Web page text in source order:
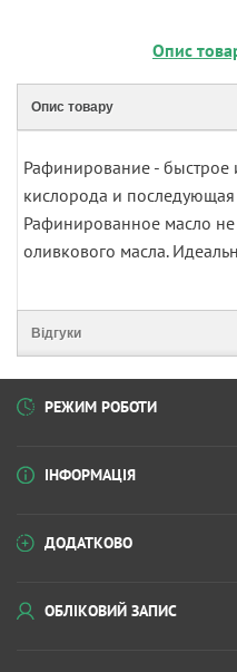
Опис
Опис товару
Рафинирование - быстрое
кислорода и
Рафинированное масло
оливкового масла.
Відгуки
РЕЖИМ РОБОТИ
ІНФОРМАЦІЯ
ДОДАТКОВО
ОБЛІКОВИЙ ЗАПИС